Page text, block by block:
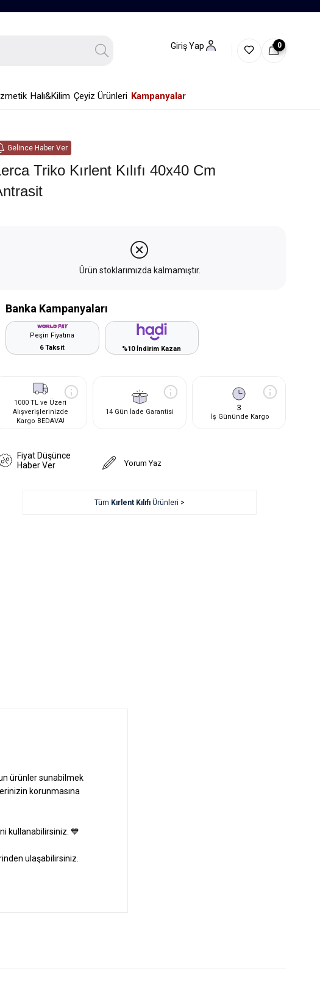
Giriş Yap 0
Halı&Kilim Çeyiz Ürünleri Kampanyalar
Gelince Haber Ver
Triko Kırlent Kılıfı 40x40 Cm
Ürün stoklarımızda kalmamıştır.
Banka Kampanyaları
Peşin Fiyatına
6 Taksit
%10 İndirim Kazan
1000 TL ve Üzeri
Alışverişlerinizde
Kargo BEDAVA!
14 Gün İade Garantisi 3
İş Gününde Kargo
Fiyat Düşünce
Haber Ver
Yorum Yaz
Tüm Kırlent Kılıfı Ürünleri >